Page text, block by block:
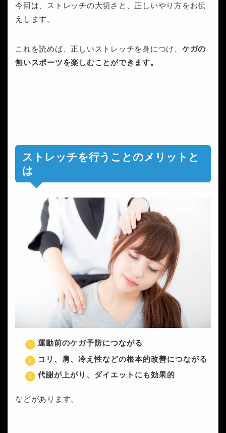
今回は、ストレッチの大切さと、正しいやり方をお伝
えします。
これを読めば、正しいストレッチを身につけ、 ケガの
無いスポーツを楽しむことができます。
ストレッチを行うことのメリットと
は
運動前のケガ予防につながる
コリ、肩、冷え性などの根本的改善につながる
代謝が上がり、ダイエットにも効果的
などがあります。